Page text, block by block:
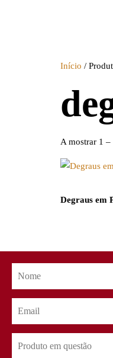
Início /
A mostrar 1
Degraus em